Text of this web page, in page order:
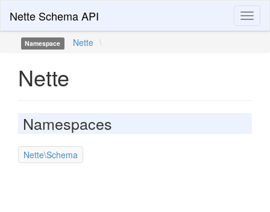
Nette Schema API
Namespace Nette \
Nette
Namespaces
Nette\Schema